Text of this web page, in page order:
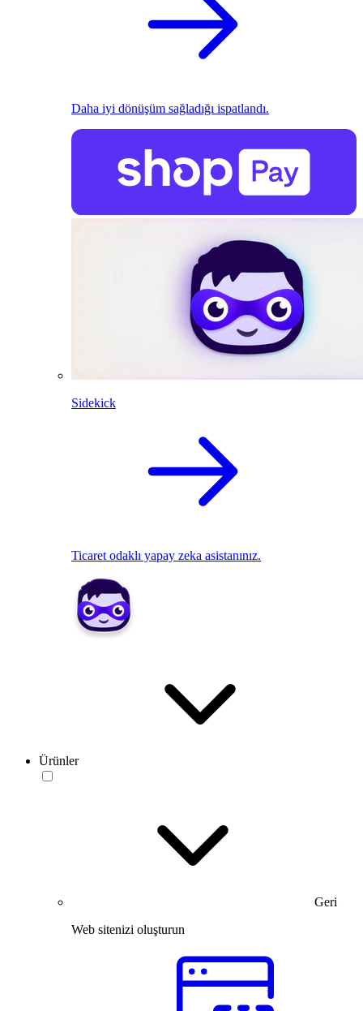
Daha iyi dönüşüm sağladığı ispatlandı.
Sidekick
Ticaret odaklı yapay zeka asistanınız.
Ürünler
Geri
Web sitenizi oluşturun